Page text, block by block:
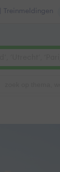
| Treinmeldingen